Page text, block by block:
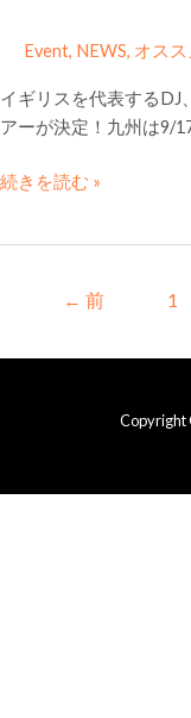
Event, NEWS, オスス
イギリスを代表するDJ
アーが決定！九州は9/
続きを読む »
← 前 1
Copyright